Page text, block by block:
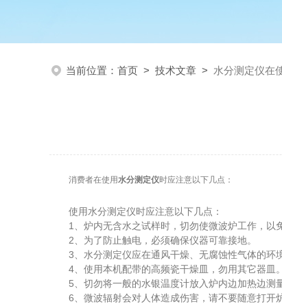
当前位置： 首页 > 技术文章 > 水分测定仪在
消费者在使用水分测定仪时应注意以下几点：
使用水分测定仪时应注意以下几点：
1、炉内无含水之试样时，切勿使微波炉工作，以免
2、为了防止触电，必须确保仪器可靠接地。
3、水分测定仪应在通风干燥、无腐蚀性气体的环境
4、使用本机配带的高频瓷干燥皿，勿用其它器皿。
5、切勿将一般的水银温度计放入炉内边加热边测
6、微波辐射会对人体造成伤害，请不要随意打开